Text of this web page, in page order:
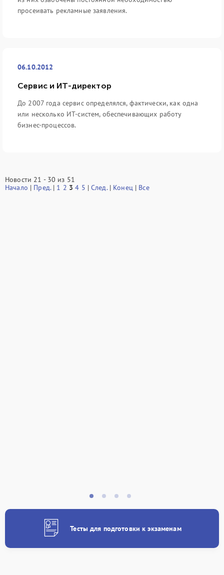
Тесты для подготовки к экзаменам
просеивать рекламные заявления.
06.10.2012
Сервис и ИТ-директор
До 2007 года сервис определялся, фактически, как одна
или несколько ИТ-систем, обеспечивающих работу
бизнес-процессов.
Новости 21 - 30 из 51
Начало | Пред.| 1 2 3 4 5 |След.| Конец | Все